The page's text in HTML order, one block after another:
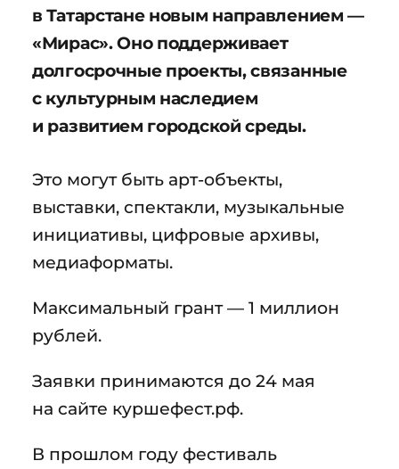
в Татарстане новым направлением —
«Мирас». Оно поддерживает
долгосрочные проекты, связанные
с культурным наследием
и развитием городской среды.
Это могут быть арт-объекты,
выставки, спектакли, музыкальные
инициативы, цифровые архивы,
медиаформаты.
Максимальный грант — 1 миллион
рублей.
Заявки принимаются до 24 мая
на сайте куршефест.рф.
В прошлом году фестиваль